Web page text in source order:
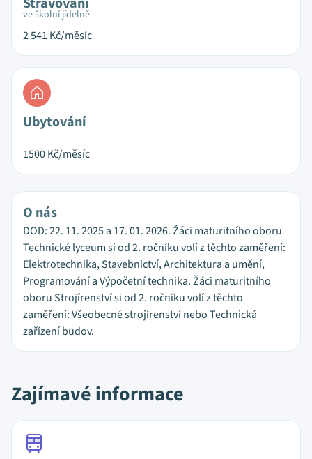
ve školní jídelně
2 541 Kč/měsíc
Ubytování
1500Kč/měsíc
O nás
DOD: 22. 11. 2025 a 17. 01. 2026. Žáci maturitního oboru
Technické lyceum si od 2. ročníku volí z těchto zaměření:
Elektrotechnika, Stavebnictví, Architektura a umění,
Programování a Výpočetní technika. Žáci maturitního
oboru Strojírenství si od 2. ročníku volí z těchto
zaměření: Všeobecné strojírenství nebo Technická
zařízení budov.
Zajímavé informace